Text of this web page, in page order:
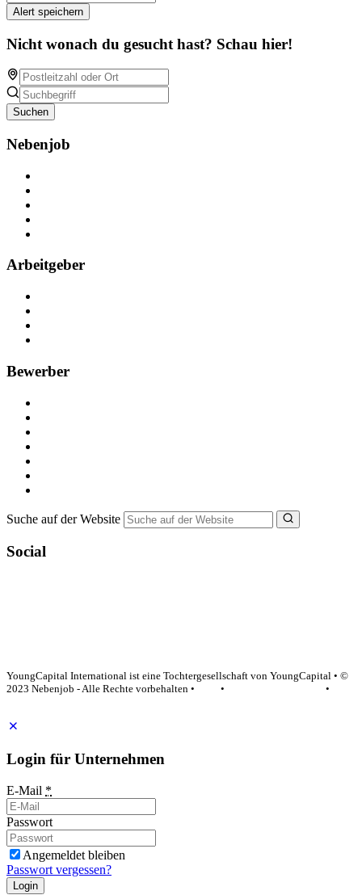
Alert speichern
Nicht wonach du gesucht hast? Schau hier!
Suchen
Nebenjob
Arbeitgeber
Bewerber
Suche auf der Website
Social
YoungCapital International ist eine Tochtergesellschaft von YoungCapital • ©
2023 Nebenjob - Alle Rechte vorbehalten •
•
•
Login für Unternehmen
E-Mail *
Passwort
Angemeldet bleiben
Passwort vergessen?
Login